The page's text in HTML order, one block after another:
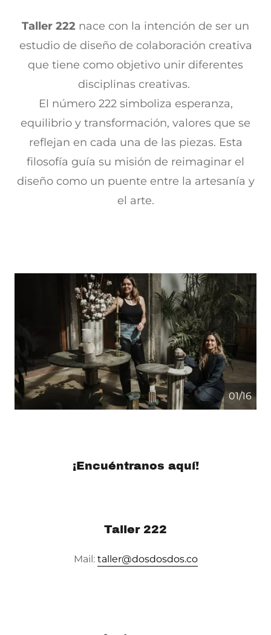
Taller 222 nace con la intención de ser un
estudio de diseño de colaboración creativa
que tiene como objetivo unir diferentes
disciplinas creativas.
El número 222 simboliza esperanza,
equilibrio y transformación, valores que se
reflejan en cada una de las piezas. Esta
filosofía guía su misión de reimaginar el
diseño como un puente entre la artesanía y
el arte.
01/16
¡Encuéntranos aquí!
Taller 222
Mail: taller@dosdosdos.co